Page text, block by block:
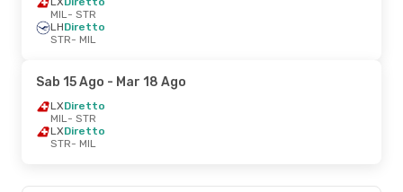
MIL- STR
LHDiretto
STR- MIL
Sab 15 Ago - Mar 18 Ago
LXDiretto
MIL- STR
LXDiretto
STR- MIL